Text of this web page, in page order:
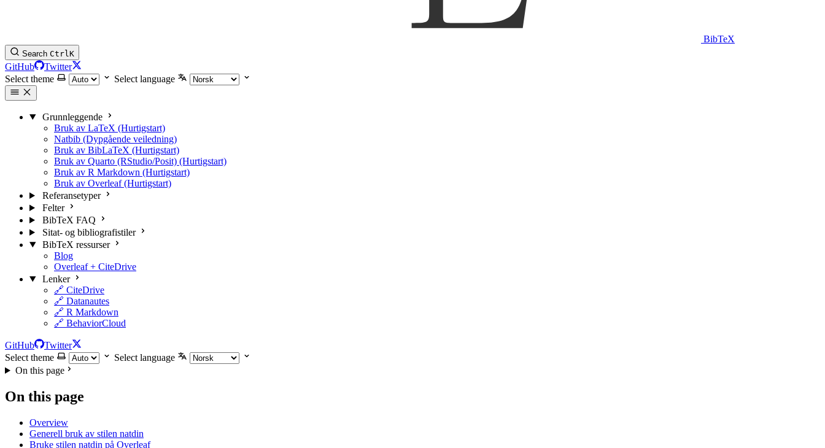
BibTeX
Search CtrlK
GitHub
Twitter
Select theme
Select language
Grunnleggende
Bruk av LaTeX (Hurtigstart)
Natbib (Dypgående veiledning)
Bruk av BibLaTeX (Hurtigstart)
Bruk av Quarto (RStudio/Posit) (Hurtigstart)
Bruk av R Markdown (Hurtigstart)
Bruk av Overleaf (Hurtigstart)
Referansetyper
Felter
BibTeX FAQ
Sitat- og bibliografistiler
BibTeX ressurser
Blog
Overleaf + CiteDrive
Lenker
🔗 CiteDrive
🔗 Datanautes
🔗 R Markdown
🔗 BehaviorCloud
GitHub
Twitter
Select theme
Select language
On this page
On this page
Overview
Generell bruk av stilen natdin
Bruke stilen natdin på Overleaf